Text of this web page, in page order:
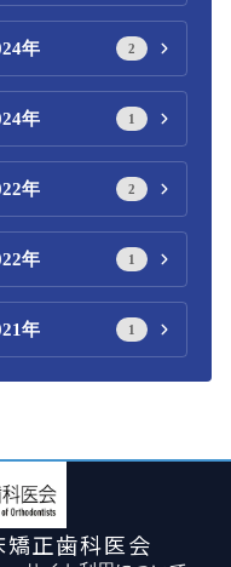
年 2
年 1
年 2
年 1
年 1
正歯科医会